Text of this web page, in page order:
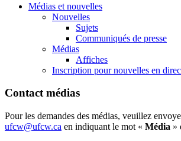
Médias et nouvelles
Nouvelles
Sujets
Communiqués de presse
Médias
Affiches
Inscription pour nouvelles en
Contact médias
Pour les demandes des médias, veuillez
ufcw@ufcw.ca en indiquant le mot « Média »